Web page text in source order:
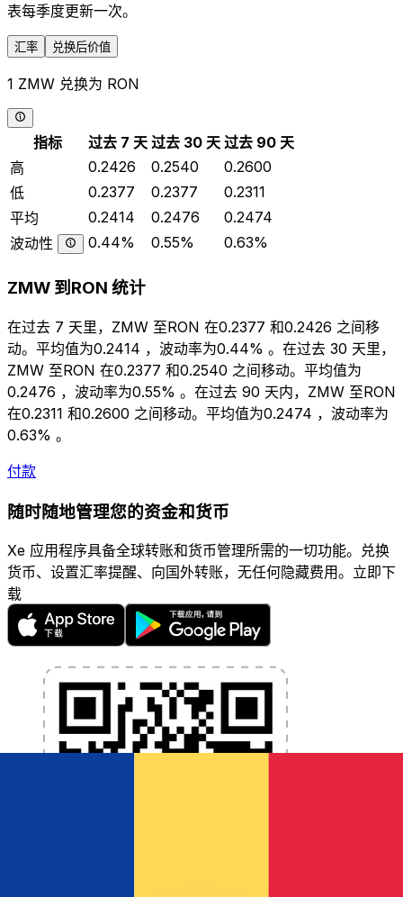
表每季度更新一次。
汇率 兑换后价值
1 ZMW 兑换为 RON
指标 过去 7 天 过去 30 天 过去 90 天
高
0.2426 0.2540
0.2600
低
0.2377 0.2377
0.2311
平均
0.2414 0.2476
0.2474
波动性
0.44% 0.55% 0.63%
ZMW 到RON 统计
在过去 7 天里，ZMW 至RON 在0.2377 和0.2426 之间移
动。平均值为0.2414 ，波动率为0.44% 。在过去 30 天里，
ZMW 至RON 在0.2377 和0.2540 之间移动。平均值为
0.2476 ，波动率为0.55% 。在过去 90 天内，ZMW 至RON
在0.2311 和0.2600 之间移动。平均值为0.2474 ，波动率为
0.63% 。
付款
随时随地管理您的资金和货币
Xe 应用程序具备全球转账和货币管理所需的一切功能。兑换
货币、设置汇率提醒、向国外转账，无任何隐藏费用。立即下
载